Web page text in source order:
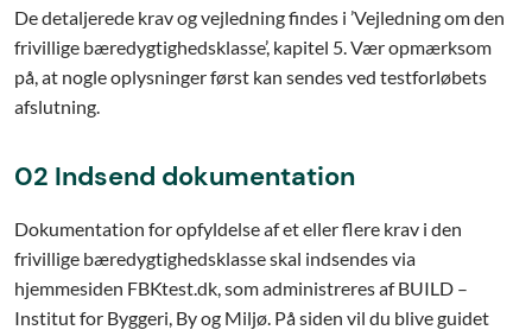
De detaljerede krav og vejledning findes i ’Vejledning om den
frivillige bæredygtighedsklasse’, kapitel 5. Vær opmærksom
på, at nogle oplysninger først kan sendes ved testforløbets
afslutning.
02 Indsend dokumentation
Dokumentation for opfyldelse af et eller flere krav i den
frivillige bæredygtighedsklasse skal indsendes via
hjemmesiden FBKtest.dk, som administreres af BUILD –
Institut for Byggeri, By og Miljø. På siden vil du blive guidet